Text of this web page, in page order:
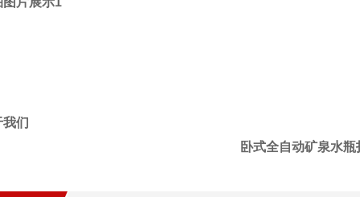
卧式全自动矿泉水